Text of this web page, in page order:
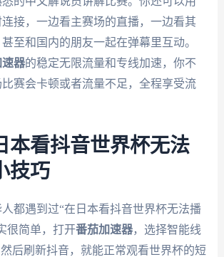
接，一边看主赛场的直播，一边看其
至和国内的朋友一起在弹幕里互动。
器的稳定无限流量和专线加速，你不
赛会卡顿或者流量不足，全程享受流
本看抖音世界杯无法
技巧
都遇到过“在日本看抖音世界杯无法播
很简单，打开番茄加速器，选择智能线
后刷新抖音，就能正常观看世界杯的短